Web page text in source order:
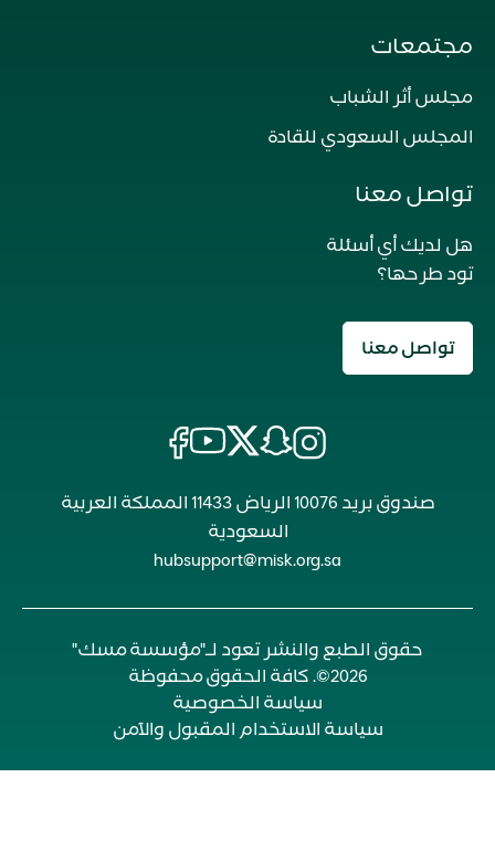
مجتمعات
مجلس أثر الشباب
المجلس السعودي للقادة
تواصل معنا
هل لديك أي أسئلة
تود طرحها؟
تواصل معنا
صندوق بريد 10076 الرياض 11433 المملكة العربية
السعودية
hubsupport@misk.org.sa
حقوق الطبع والنشر تعود لـ"مؤسسة مسك"
2026©. كافة الحقوق محفوظة
سياسة الخصوصية
سياسة الاستخدام المقبول والآمن